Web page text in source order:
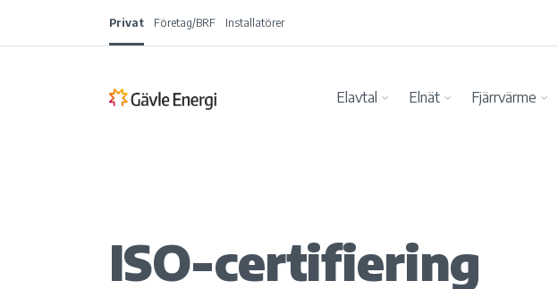
Privat Företag/BRF Installatörer
Elavtal Elnät Fjärrvärme
ISO-certifiering